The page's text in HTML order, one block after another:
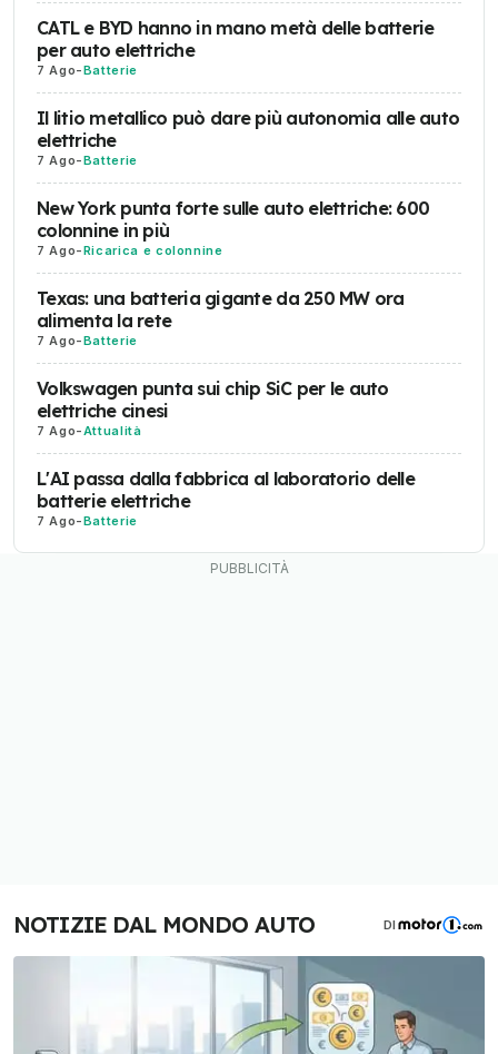
CATL e BYD hanno in mano metà delle batterie
per auto elettriche
7 Ago-Batterie
Il litio metallico può dare più autonomia alle auto
elettriche
7 Ago-Batterie
New York punta forte sulle auto elettriche: 600
colonnine in più
7 Ago-Ricarica e colonnine
Texas: una batteria gigante da 250 MW ora
alimenta la rete
7 Ago-Batterie
Volkswagen punta sui chip SiC per le auto
elettriche cinesi
7 Ago-Attualità
L'AI passa dalla fabbrica al laboratorio delle
batterie elettriche
7 Ago-Batterie
NOTIZIE DAL MONDO AUTO DI